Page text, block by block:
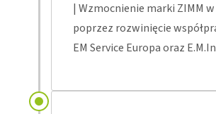
| Wzmocnienie marki ZIMM
poprzez rozwinięcie
EM Service Europa oraz